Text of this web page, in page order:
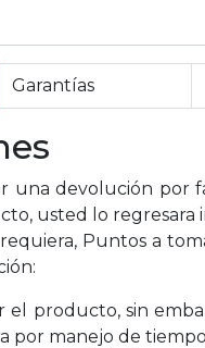
Garantías
una devolución por
usted lo regresara
Puntos a
producto, sin
por manejo de